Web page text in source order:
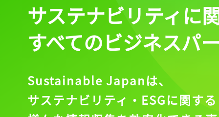
サステナビリティに
すべてのビジネスパ
Sustainable Japanは、
サステナビリティ・ESGに関する